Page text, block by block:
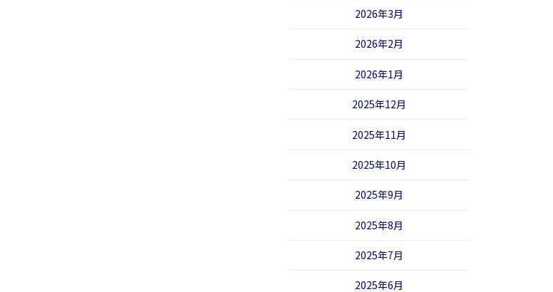
2026年3月
2026年2月
2026年1月
2025年12月
2025年11月
2025年10月
2025年9月
2025年8月
2025年7月
2025年6月